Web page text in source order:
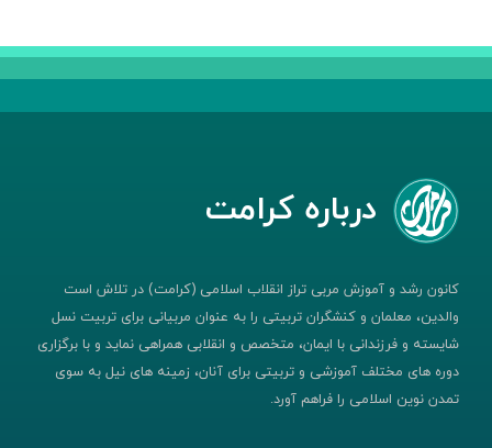
درباره کرامت
کانون رشد و آموزش مربی تراز انقلاب اسلامی (کرامت) در تلاش است
والدین، معلمان و کنشگران تربیتی را به عنوان مربیانی برای تربیت نسل
شایسته و فرزندانی با ایمان، متخصص و انقلابی همراهی نماید و با برگزاری
دوره های مختلف آموزشی و تربیتی برای آنان، زمینه های نیل به سوی
تمدن نوین اسلامی را فراهم آورد.